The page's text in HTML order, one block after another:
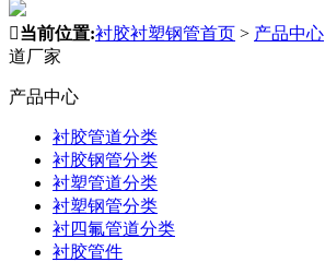
当前位置:衬胶衬塑钢管首页 > 产品中心
道厂家
产品中心
衬胶管道分类
衬胶钢管分类
衬塑管道分类
衬塑钢管分类
衬四氟管道分类
衬胶管件